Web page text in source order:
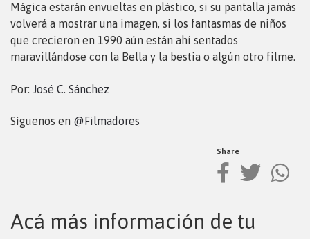
Mágica estarán envueltas en plástico, si su pantalla jamás
volverá a mostrar una imagen, si los fantasmas de niños
que crecieron en 1990 aún están ahí sentados
maravillándose con la Bella y la bestia o algún otro filme.
Por: José C. Sánchez
Síguenos en @Filmadores
Share
Acá más información de tu